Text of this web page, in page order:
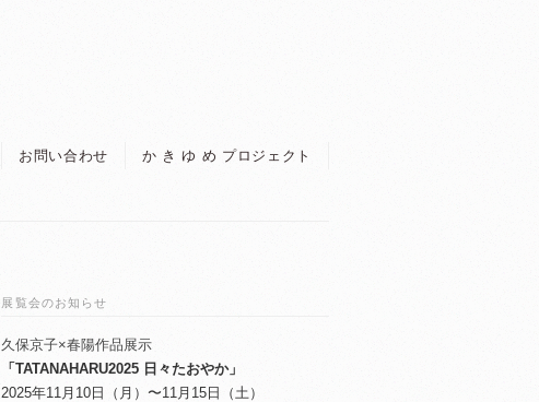
お問い合わせ か き ゆ め プロジェクト
展覧会のお知らせ
久保京子×春陽作品展示
「TATANAHARU2025 日々たおやか」
2025年11月10日（月）〜11月15日（土）